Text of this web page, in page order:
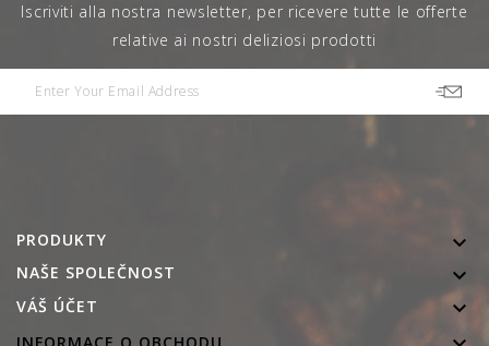
Iscriviti alla nostra newsletter, per ricevere tutte le offerte
relative ai nostri deliziosi prodotti
PRODUKTY 
NAŠE SPOLEČNOST 
VÁŠ ÚČET 